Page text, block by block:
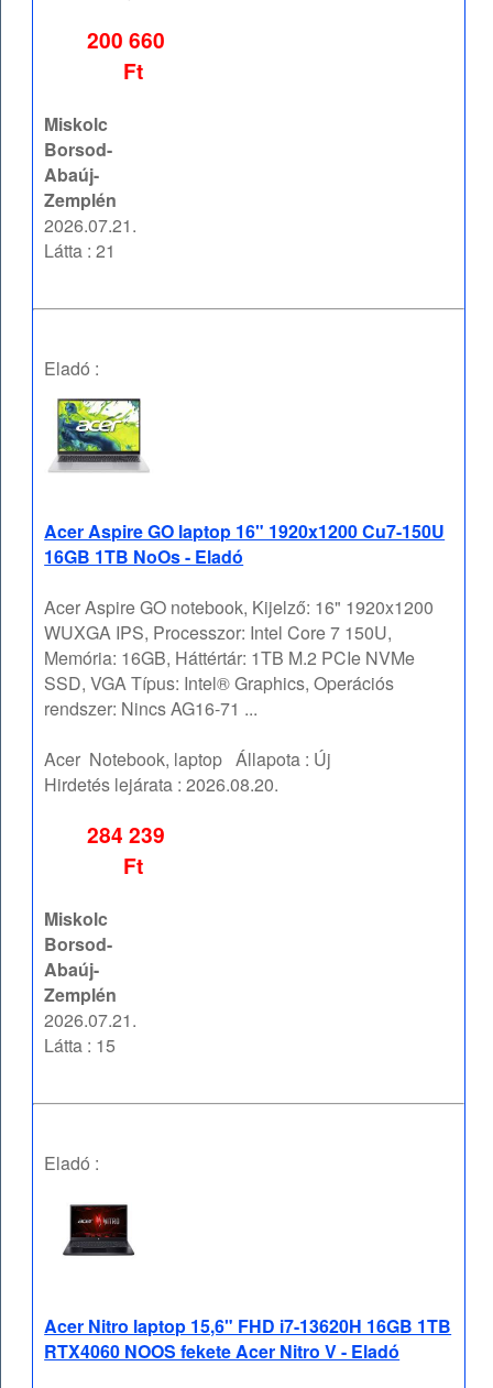
200 660
Ft
Miskolc
Borsod-
Abaúj-
Zemplén
2026.07.21.
Látta : 21
Eladó :
Acer Aspire GO laptop 16" 1920x1200 Cu7-150U
16GB 1TB NoOs - Eladó
Acer Aspire GO notebook, Kijelző: 16" 1920x1200
WUXGA IPS, Processzor: Intel Core 7 150U,
Memória: 16GB, Háttértár: 1TB M.2 PCIe NVMe
SSD, VGA Típus: Intel® Graphics, Operációs
rendszer: Nincs AG16-71 ...
Acer Notebook, laptop Állapota : Új
Hirdetés lejárata :2026.08.20.
284 239
Ft
Miskolc
Borsod-
Abaúj-
Zemplén
2026.07.21.
Látta : 15
Eladó :
Acer Nitro laptop 15,6" FHD i7-13620H 16GB 1TB
RTX4060 NOOS fekete Acer Nitro V - Eladó